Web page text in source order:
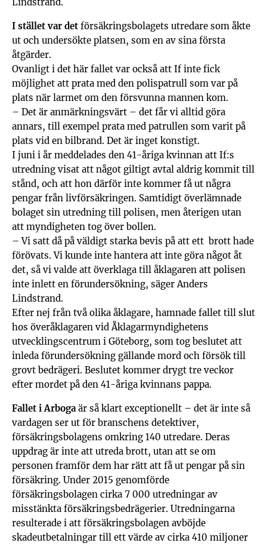
I stället var det försäkringsbolagets utredare som åkte
ut och undersökte platsen, som en av sina första
åtgärder.
Ovanligt i det här fallet var också att If inte fick
möjlighet att prata med den polispatrull som var på
plats när larmet om den försvunna mannen kom.
– Det är anmärkningsvärt – det får vi alltid göra
annars, till exempel prata med patrullen som varit på
plats vid en bilbrand. Det är inget konstigt.
I juni i år meddelades den 41-åriga kvinnan att If:s
utredning visat att något giltigt avtal aldrig kommit till
stånd, och att hon därför inte kommer få ut några
pengar från livförsäkringen. Samtidigt överlämnade
bolaget sin utredning till polisen, men återigen utan
att myndigheten tog över bollen.
– Vi satt då på väldigt starka bevis på att ett brott hade
förövats. Vi kunde inte hantera att inte göra något åt
det, så vi valde att överklaga till åklagaren att polisen
inte inlett en förundersökning, säger Anders
Lindstrand.
Efter nej från två olika åklagare, hamnade fallet till slut
hos överåklagaren vid Åklagarmyndighetens
utvecklingscentrum i Göteborg, som tog beslutet att
inleda förundersökning gällande mord och försök till
grovt bedrägeri. Beslutet kommer drygt tre veckor
efter mordet på den 41-åriga kvinnans pappa.
Fallet i Arbogaär så klart exceptionellt – det är inte så
vardagen ser ut för branschens detektiver,
försäkringsbolagens omkring 140 utredare. Deras
uppdrag är inte att utreda brott, utan att se om
personen framför dem har rätt att få ut pengar på sin
försäkring. Under 2015 genomförde
försäkringsbolagen cirka 7 000 utredningar av
misstänkta försäkringsbedrägerier. Utredningarna
resulterade i att försäkringsbolagen avböjde
skadeutbetalningar till ett värde av cirka 410 miljoner